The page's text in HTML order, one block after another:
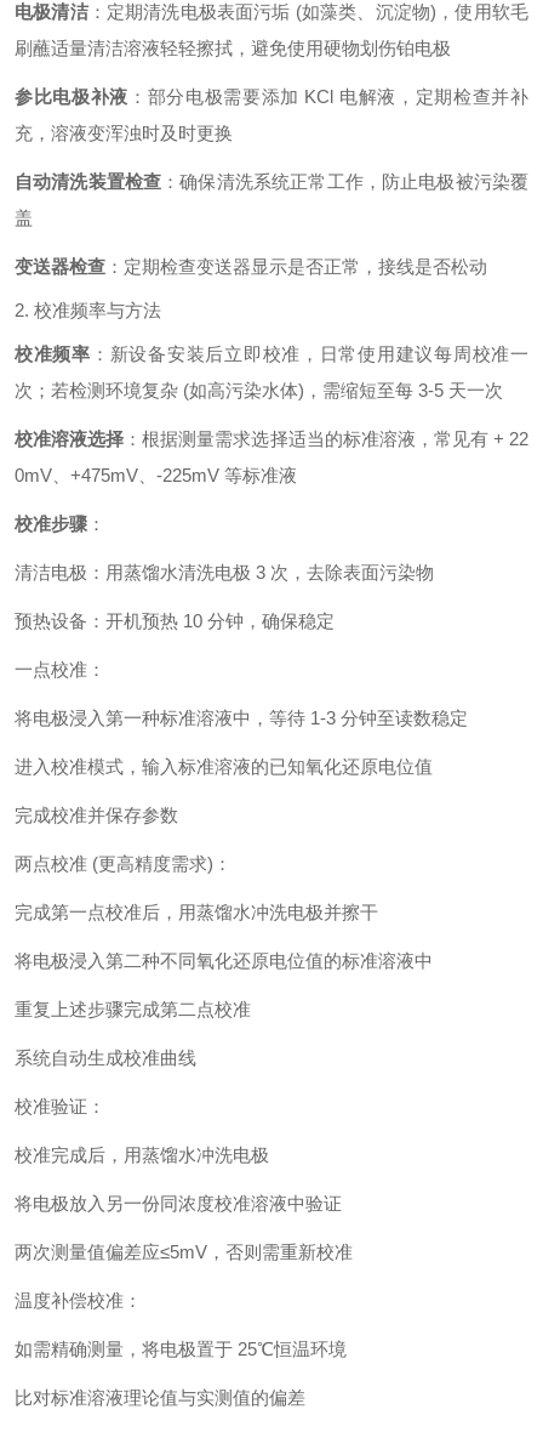
电极清洁：定期清洗电极表面污垢 (如藻类、沉淀物)，使用软毛
刷蘸适量清洁溶液轻轻擦拭，避免使用硬物划伤铂电极
参比电极补液 ：部分电极需要添加 KCl 电解液，定期检查并补
充，溶液变浑浊时及时更换
自动清洗装置检查 ：确保清洗系统正常工作，防止电极被污染覆
盖
变送器检查 ：定期检查变送器显示是否正常，接线是否松动
2. 校准频率与方法
校准频率 ：新设备安装后立即校准，日常使用建议每周校准一
次；若检测环境复杂 (如高污染水体)，需缩短至每 3-5 天一次
校准溶液选择 ：根据测量需求选择适当的标准溶液，常见有 + 22
0mV、+475mV、-225mV 等标准液
校准步骤 ：
清洁电极：用蒸馏水清洗电极 3 次，去除表面污染物
预热设备：开机预热 10 分钟，确保稳定
一点校准：
将电极浸入第一种标准溶液中，等待 1-3 分钟至读数稳定
进入校准模式，输入标准溶液的已知氧化还原电位值
完成校准并保存参数
两点校准 (更高精度需求)：
完成第一点校准后，用蒸馏水冲洗电极并擦干
将电极浸入第二种不同氧化还原电位值的标准溶液中
重复上述步骤完成第二点校准
系统自动生成校准曲线
校准验证：
校准完成后，用蒸馏水冲洗电极
将电极放入另一份同浓度校准溶液中验证
两次测量值偏差应≤5mV，否则需重新校准
温度补偿校准：
如需精确测量，将电极置于 25℃恒温环境
比对标准溶液理论值与实测值的偏差